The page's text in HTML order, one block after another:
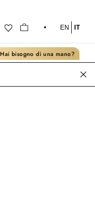
EN IT
Hai bisogno di una mano?